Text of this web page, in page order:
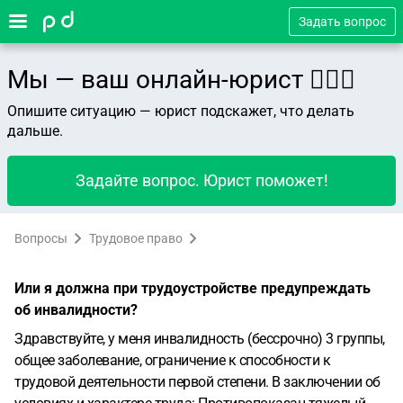
Задать вопрос
Мы — ваш онлайн-юрист 👨🏻‍⚖️
Опишите ситуацию — юрист подскажет, что делать
дальше.
Задайте вопрос. Юрист поможет!
Вопросы Трудовое право
Или я должна при трудоустройстве предупреждать
об инвалидности?
Здравствуйте, у меня инвалидность (бессрочно) 3 группы,
общее заболевание, ограничение к способности к
трудовой деятельности первой степени. В заключении об